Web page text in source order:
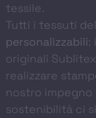
tessile.
Tutti i tessuti
personalizzabili:
originali
realizzare
nostro impegno
sostenibilità ci